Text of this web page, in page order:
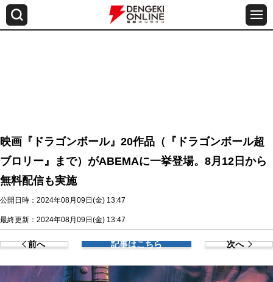
映画『ドラゴンボール』20作品（『ドラゴンボール超
ブロリー』まで）がABEMAに一挙登場。8月12日から
無料配信も実施
公開日時：2024年08月09日(金) 13:47
最終更新：2024年08月09日(金) 13:47
前へ 記事はこちら 次へ